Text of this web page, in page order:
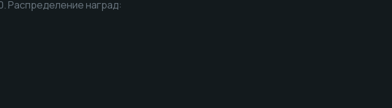
Распределение наград: